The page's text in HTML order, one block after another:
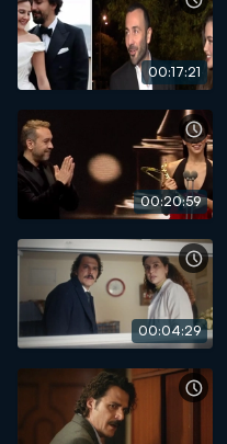
00:17:21
00:20:59
00:04:29